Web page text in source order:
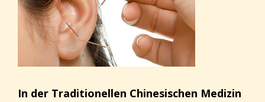
In der Traditionellen Chinesischen Medizin